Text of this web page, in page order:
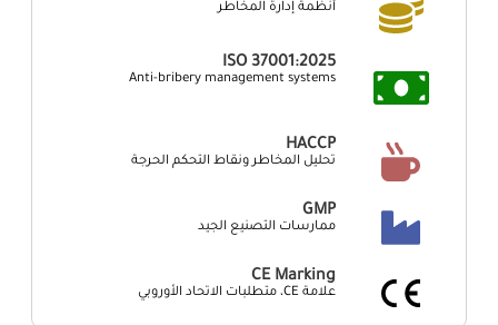
أنظمة إدارة المخاطر
ISO 37001:2025
Anti-bribery management systems
HACCP
تحليل المخاطر ونقاط التحكم الحرجة
GMP
ممارسات التصنيع الجيد
CE Marking
علامة CE، متطلبات الاتحاد الأوروبي